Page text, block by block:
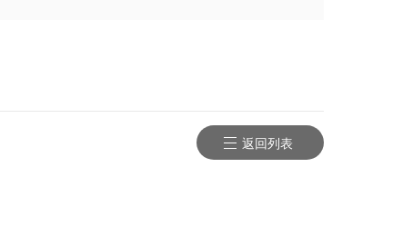
返回列表